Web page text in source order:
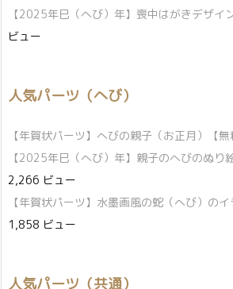
【2025年巳（へび）年】喪中はがきデザイ
ビュー
人気パーツ（へび）
【年賀状パーツ】へびの親子（お正月）【無
【2025年巳（へび）年】親子のへびのぬり
2,266 ビュー
【年賀状パーツ】水墨画風の蛇（へび）のイ
1,858 ビュー
人気パーツ（共通）